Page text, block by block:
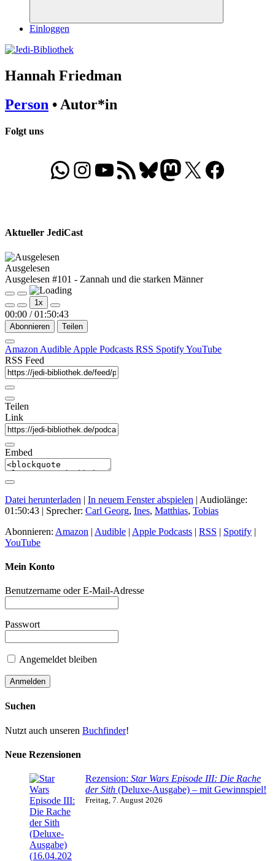
Suchen
Einloggen
Hannah Friedman
Person • Autor*in
Folgt uns
WhatsApp
Folgt uns auf Instagram
Besucht unseren YouTube-Kanal
RSS-FeedBluesky
Folgt uns auf Mastodon
X Folgt uns auf
Aktueller JediCast
Ausgelesen
Ausgelesen #101 - Zannah und die starken Männer
Play
Episode
Pause
Episode
1x
00:00 / 01:50:43
Abonnieren Teilen
Amazon Audible Apple Podcasts RSS SpotifyYouTube
RSS Feed
Teilen
Link
Embed
Datei herunterladen | In neuem Fenster abspielen | Audiolänge:
01:50:43 | Sprecher: Carl Georg, Ines, Matthias, Tobias
Abonnieren: Amazon | Audible | Apple Podcasts | RSS | Spotify |
YouTube
Mein Konto
Benutzername oder E-Mail-Adresse
Passwort
Angemeldet bleiben
Suchen
Nutzt auch unseren Buchfinder!
Neue Rezensionen
Rezension: Star Wars Episode III: Die Rache
der Sith (Deluxe-Ausgabe) – mit Gewinnspiel!
Freitag, 7. August 2026